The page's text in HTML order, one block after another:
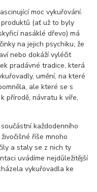
moc vykuřování.
(ať už to byly
nasáklé dřevo) má
na jejich psychiku, že
nebo dokáží vyléčit
pradávné tradice, která
umění, na které
ale které se s
přírodě, návratu k víře,
každodenního
říše mnoho
a staly se z nich ty
uvádíme nejdůležitější
vykuřovadla ke